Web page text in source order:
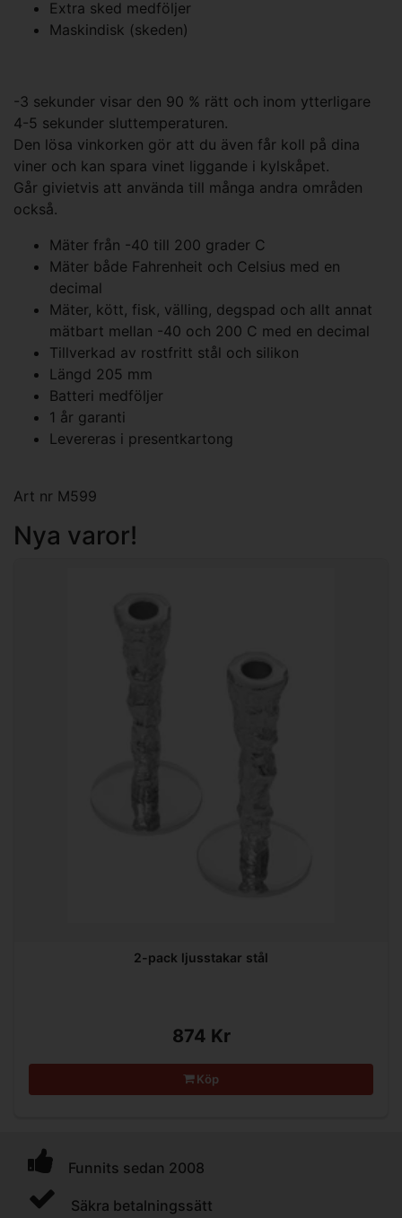
Extra sked medföljer
Maskindisk (skeden)
-3 sekunder visar den 90 % rätt och inom ytterligare
4-5 sekunder sluttemperaturen.
Den lösa vinkorken gör att du även får koll på dina
viner och kan spara vinet liggande i kylskåpet.
Går givietvis att använda till många andra områden
också.
Mäter från -40 till 200 grader C
Mäter både Fahrenheit och Celsius med en
decimal
Mäter, kött, fisk, välling, degspad och allt annat
mätbart mellan -40 och 200 C med en decimal
Tillverkad av rostfritt stål och silikon
Längd 205 mm
Batteri medföljer
1 år garanti
Levereras i presentkartong
Art nr M599
Nya varor!
2-pack ljusstakar stål
874 Kr
Köp
Funnits sedan 2008
Säkra betalningssätt